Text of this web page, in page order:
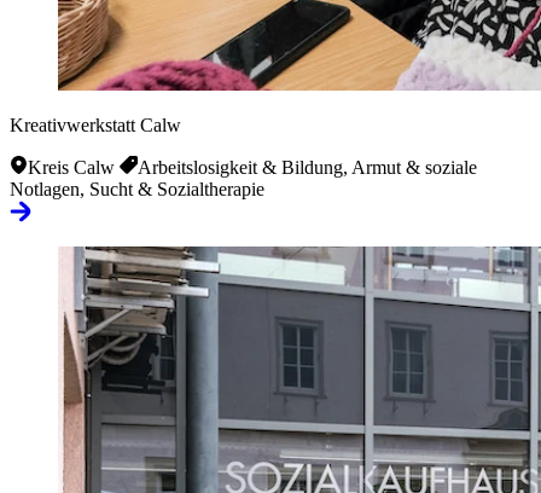
Kreativwerkstatt Calw
Kreis Calw
Arbeitslosigkeit & Bildung, Armut & soziale
Notlagen, Sucht & Sozialtherapie